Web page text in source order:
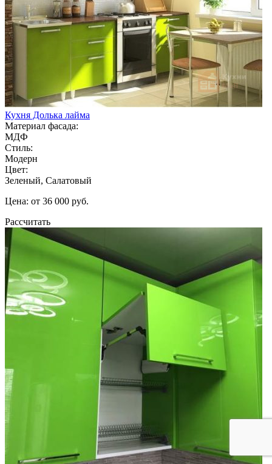
Кухня Долька лайма
Материал фасада:
МДФ
Стиль:
Модерн
Цвет:
Зеленый, Салатовый
Цена: от 36 000 руб.
Рассчитать